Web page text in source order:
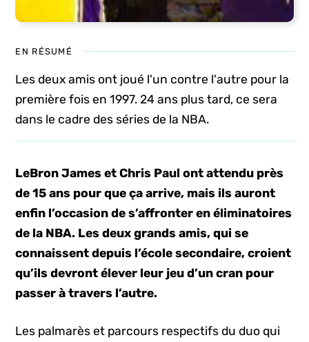
EN RÉSUMÉ
Les deux amis ont joué l'un contre l'autre pour la
première fois en 1997. 24 ans plus tard, ce sera
dans le cadre des séries de la NBA.
LeBron James et Chris Paul ont attendu près
de 15 ans pour que ça arrive, mais ils auront
enfin l’occasion de s’affronter en éliminatoires
de la NBA. Les deux grands amis, qui se
connaissent depuis l’école secondaire, croient
qu’ils devront élever leur jeu d’un cran pour
passer à travers l’autre.
Les palmarès et parcours respectifs du duo qui